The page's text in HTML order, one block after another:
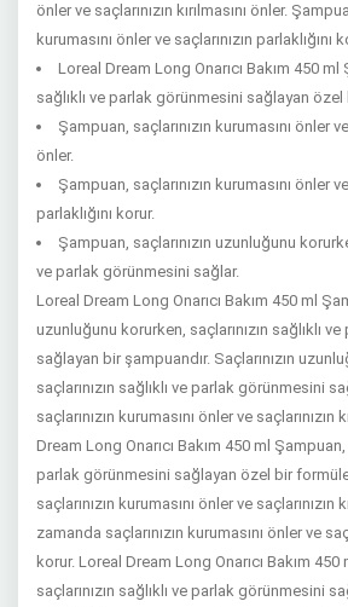
önler ve saçlarınızın kırılmasını önler.
kurumasını önler ve saçlarınızın parlaklığını
Loreal Dream Long Onarıcı Bakım 450 ml
sağlıklı ve parlak görünmesini sağlayan
Şampuan, saçlarınızın kurumasını önler ve
önler.
Şampuan, saçlarınızın kurumasını önler
parlaklığını korur.
Şampuan, saçlarınızın uzunluğunu
ve parlak görünmesini sağlar.
Loreal Dream Long Onarıcı Bakım 450 ml
uzunluğunu korurken, saçlarınızın sağlıklı
sağlayan bir şampuandır. Saçlarınızın
saçlarınızın sağlıklı ve parlak görünmesini
saçlarınızın kurumasını önler ve saçlarınızın
Dream Long Onarıcı Bakım 450 ml Şampuan,
parlak görünmesini sağlayan özel bir
saçlarınızın kurumasını önler ve saçlarınızın
zamanda saçlarınızın kurumasını önler ve
korur. Loreal Dream Long Onarıcı Bakım
saçlarınızın sağlıklı ve parlak görünmesini